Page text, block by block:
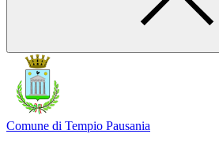
Comune di Tempio Pausania